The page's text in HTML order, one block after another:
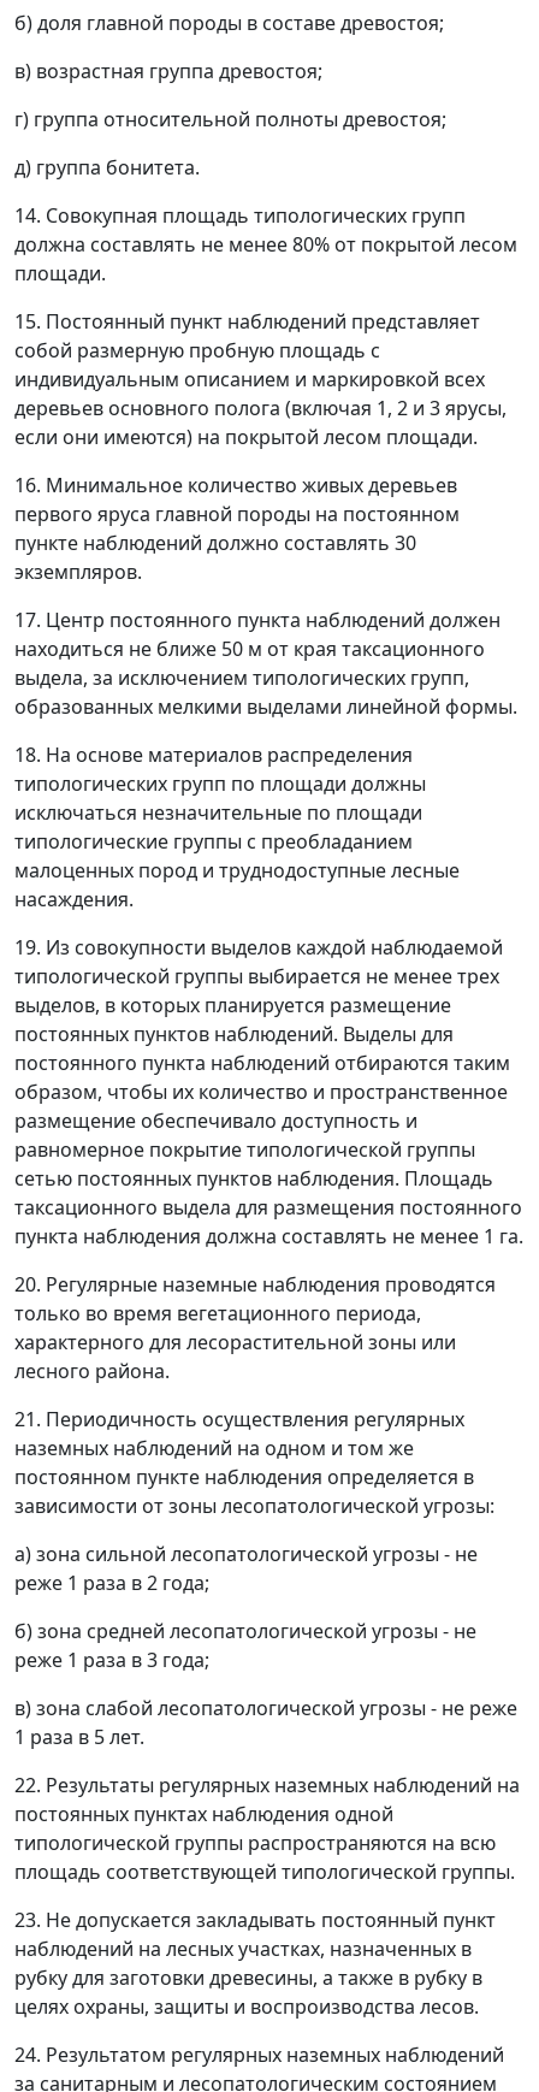
б) доля главной породы в составе древостоя;
в) возрастная группа древостоя;
г) группа относительной полноты древостоя;
д) группа бонитета.
14. Совокупная площадь типологических групп
должна составлять не менее 80% от покрытой лесом
площади.
15. Постоянный пункт наблюдений представляет
собой размерную пробную площадь с
индивидуальным описанием и маркировкой всех
деревьев основного полога (включая 1, 2 и 3 ярусы,
если они имеются) на покрытой лесом площади.
16. Минимальное количество живых деревьев
первого яруса главной породы на постоянном
пункте наблюдений должно составлять 30
экземпляров.
17. Центр постоянного пункта наблюдений должен
находиться не ближе 50 м от края таксационного
выдела, за исключением типологических групп,
образованных мелкими выделами линейной формы.
18. На основе материалов распределения
типологических групп по площади должны
исключаться незначительные по площади
типологические группы с преобладанием
малоценных пород и труднодоступные лесные
насаждения.
19. Из совокупности выделов каждой наблюдаемой
типологической группы выбирается не менее трех
выделов, в которых планируется размещение
постоянных пунктов наблюдений. Выделы для
постоянного пункта наблюдений отбираются таким
образом, чтобы их количество и пространственное
размещение обеспечивало доступность и
равномерное покрытие типологической группы
сетью постоянных пунктов наблюдения. Площадь
таксационного выдела для размещения постоянного
пункта наблюдения должна составлять не менее 1 га.
20. Регулярные наземные наблюдения проводятся
только во время вегетационного периода,
характерного для лесорастительной зоны или
лесного района.
21. Периодичность осуществления регулярных
наземных наблюдений на одном и том же
постоянном пункте наблюдения определяется в
зависимости от зоны лесопатологической угрозы:
а) зона сильной лесопатологической угрозы - не
реже 1 раза в 2 года;
б) зона средней лесопатологической угрозы - не
реже 1 раза в 3 года;
в) зона слабой лесопатологической угрозы - не реже
1 раза в 5 лет.
22. Результаты регулярных наземных наблюдений на
постоянных пунктах наблюдения одной
типологической группы распространяются на всю
площадь соответствующей типологической группы.
23. Не допускается закладывать постоянный пункт
наблюдений на лесных участках, назначенных в
рубку для заготовки древесины, а также в рубку в
целях охраны, защиты и воспроизводства лесов.
24. Результатом регулярных наземных наблюдений
за санитарным и лесопатологическим состоянием